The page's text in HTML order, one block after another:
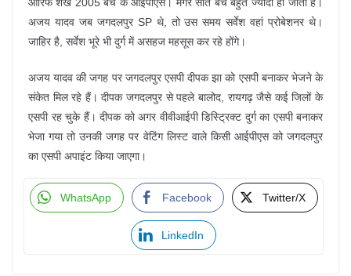
अजय यादव जब जगदलपुर SP थे, तो उस समय सर्वेश वहां प्रोबेशनर थे।
जाहिर है, सर्वेश भूरे भी दुर्ग में असहज महसूस कर रहे होंगे।
अजय यादव की जगह पर जगदलपुर एसपी दीपक झा को एसपी बनाकर भेजने के
संकेत मिल रहे हैं। दीपक जगदलपुर से पहले बालोद, रायगढ़ जैसे कई जिलों के
एसपी रह चुके हैं। दीपक को अगर वीवीआईपी डिस्ट्रिक्ट दुर्ग का एसपी बनाकर
भेजा गया तो उनकी जगह पर वेटिंग लिस्ट वाले किसी आईपीएस को जगदलपुर
का एसपी अपाइंट किया जाएगा।
WhatsApp Facebook Twitter/X
LinkedIn